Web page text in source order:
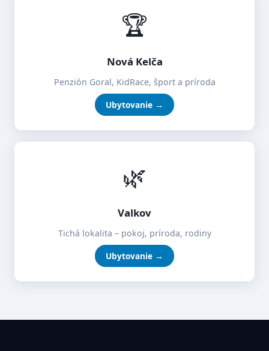
🏆
Nová Kelča
Penzión Goral, KidRace, šport a príroda
Ubytovanie →
🌿
Valkov
Tichá lokalita – pokoj, príroda, rodiny
Ubytovanie →